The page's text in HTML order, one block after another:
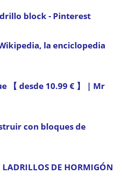
block - Pinterest
la enciclopedia
【 desde 10.99 € 】 | Mr
con bloques de
LADRILLOS DE HORMIGÓN